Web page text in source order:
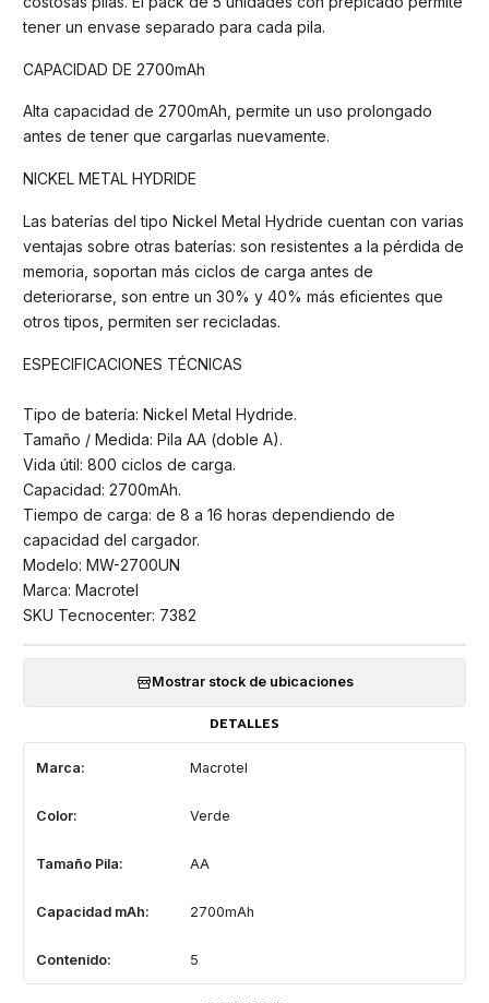
tener un envase separado para cada pila.
CAPACIDAD DE 2700mAh
Alta capacidad de 2700mAh, permite un uso prolongado
antes de tener que cargarlas nuevamente.
NICKEL METAL HYDRIDE
Las baterías del tipo Nickel Metal Hydride cuentan con varias
ventajas sobre otras baterías: son resistentes a la pérdida de
memoria, soportan más ciclos de carga antes de
deteriorarse, son entre un 30% y 40% más eficientes que
otros tipos, permiten ser recicladas.
ESPECIFICACIONES TÉCNICAS
Tipo de batería: Nickel Metal Hydride.
Tamaño / Medida: Pila AA (doble A).
Vida útil: 800 ciclos de carga.
Capacidad: 2700mAh.
Tiempo de carga: de 8 a 16 horas dependiendo de
capacidad del cargador.
Modelo: MW-2700UN
Marca: Macrotel
SKU Tecnocenter: 7382
Mostrar stock de ubicaciones
DETALLES
Marca: Macrotel
Color: Verde
Tamaño Pila: AA
Capacidad mAh: 2700mAh
Contenido: 5